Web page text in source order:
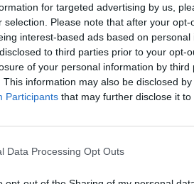
for targeted advertising by us,
selection. Please note that after your
interest-based ads based on
to third parties prior to your opt-
of your personal information by third
This information may also be disclosed
Participants that may further disclose it to
Data Processing Opt Outs
τρόπο και διαθέτει ακόμη
τηλεόραση όσο και στο
λέγοντας τις αλήθειες
τελευταία χρόνια στην
Και τα λέει όλα αυτά
ρεαλιστικά για τη δύσκολη